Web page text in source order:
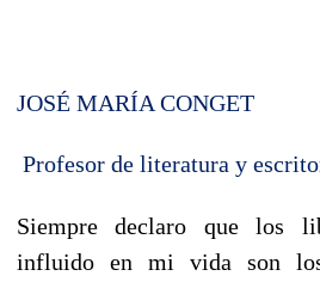
JOSÉ MARÍA CONGET
Profesor de literatura y
Siempre declaro que los
influido en mi vida son